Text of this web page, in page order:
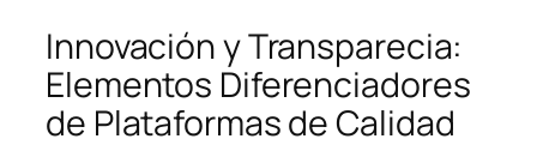
Innovación y Transparecia:
Elementos Diferenciadores
de Plataformas de Calidad